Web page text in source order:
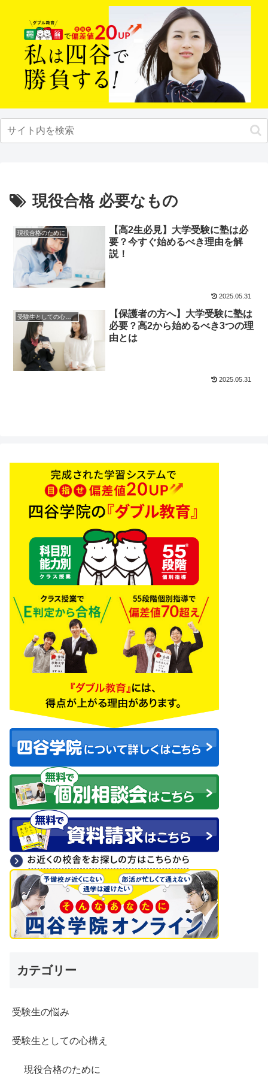
現役合格 必要なもの
現役合格のために
【高2生必見】大学受験に塾は必
要？今すぐ始めるべき理由を解
説！
2025.05.31
受験生としての心構え
【保護者の方へ】大学受験に塾は
必要？高2から始めるべき3つの理
由とは
2025.05.31
カテゴリー
受験生の悩み
受験生としての心構え
現役合格のために